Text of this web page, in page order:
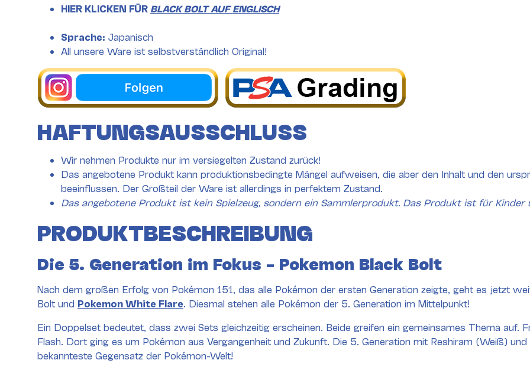
HIER KLICKEN FÜR BLACK BOLT AUF ENGLISCH
Sprache: Japanisch
All unsere Ware ist selbstverständlich Original!
HAFTUNGSAUSSCHLUSS
Wir nehmen Produkte nur im versiegelten Zustand zurück!
Das angebotene Produkt kann produktionsbedingte Mängel aufweisen, die aber den Inhalt und den
beeinflussen. Der Großteil der Ware ist allerdings in perfektem Zustand.
Das angebotene Produkt ist kein Spielzeug, sondern ein Sammlerprodukt. Das Produkt ist für
PRODUKTBESCHREIBUNG
Die 5. Generation im Fokus – Pokemon Black Bolt
Nach dem großen Erfolg von Pokémon 151, das alle Pokémon der ersten Generation zeigte, geht es jetzt
Bolt und Pokemon White Flare . Diesmal stehen alle Pokémon der 5. Generation im Mittelpunkt!
Ein Doppelset bedeutet, dass zwei Sets gleichzeitig erscheinen. Beide greifen ein gemeinsames Thema auf.
Flash. Dort ging es um Pokémon aus Vergangenheit und Zukunft. Die 5. Generation mit Reshiram (Weiß)
bekannteste Gegensatz der Pokémon-Welt!